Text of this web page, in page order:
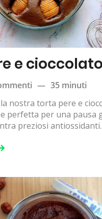
e cioccolato
— 35 minuti
nostra torta pere e
perfetta per una pausa
preziosi